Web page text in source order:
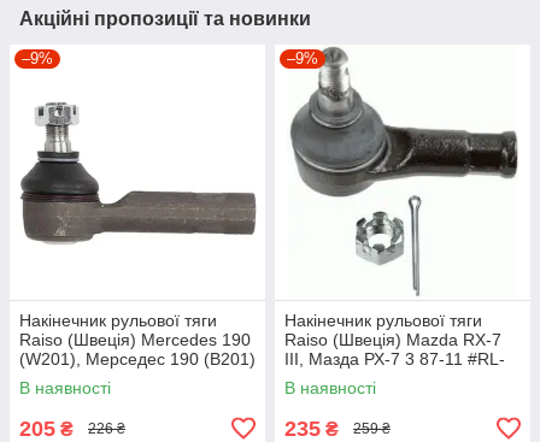
Акційні пропозиції та новинки
–9%
Накінечник рульової тяги
Raiso (Швеція) Mercedes 190
(W201), Мерседес 190 (В201)
82-93 #RL-338110M
UAFWFCZ7
В наявності
205 ₴ 226 ₴
–9%
Накінечник рульової тяги
Raiso (Швеція) Mazda RX-7
III, Мазда РХ-7 3 87-11 #RL-
232280M UACYWKM7
В наявності
235 ₴ 259 ₴